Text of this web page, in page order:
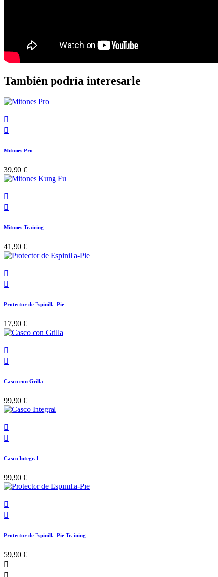
También podría interesarle


Mitones Pro
39,90 €


Mitones Training
41,90 €


Protector de Espinilla-Pie
17,90 €


Casco con Grilla
99,90 €


Casco Integral
99,90 €


Protector de Espinilla-Pie Training
59,90 €

